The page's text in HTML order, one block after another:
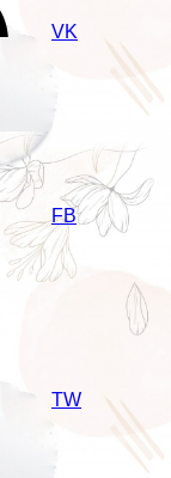
VK
FB
TW